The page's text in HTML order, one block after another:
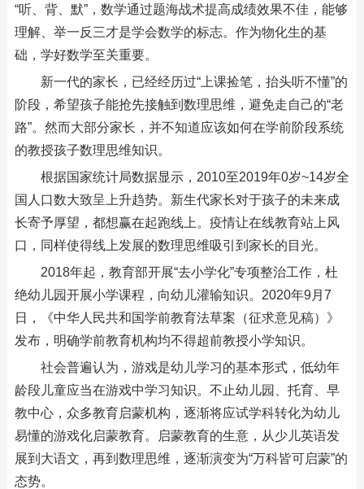
“听、背、默”，数学通过题海战术提高成绩效果不佳，能够
理解、举一反三才是学会数学的标志。作为物化生的基
础，学好数学至关重要。
新一代的家长，已经经历过“上课捡笔，抬头听不懂”的
阶段，希望孩子能抢先接触到数理思维，避免走自己的“老
路”。然而大部分家长，并不知道应该如何在学前阶段系统
的教授孩子数理思维知识。
根据国家统计局数据显示，2010至2019年0岁~14岁全
国人口数大致呈上升趋势。新生代家长对于孩子的未来成
长寄予厚望，都想赢在起跑线上。疫情让在线教育站上风
口，同样使得线上发展的数理思维吸引到家长的目光。
2018年起，教育部开展“去小学化”专项整治工作，杜
绝幼儿园开展小学课程，向幼儿灌输知识。2020年9月7
日，《中华人民共和国学前教育法草案（征求意见稿）》
发布，明确学前教育机构均不得超前教授小学知识。
社会普遍认为，游戏是幼儿学习的基本形式，低幼年
龄段儿童应当在游戏中学习知识。不止幼儿园、托育、早
教中心，众多教育启蒙机构，逐渐将应试学科转化为幼儿
易懂的游戏化启蒙教育。启蒙教育的生意，从少儿英语发
展到大语文，再到数理思维，逐渐演变为“万科皆可启蒙”的
态势。